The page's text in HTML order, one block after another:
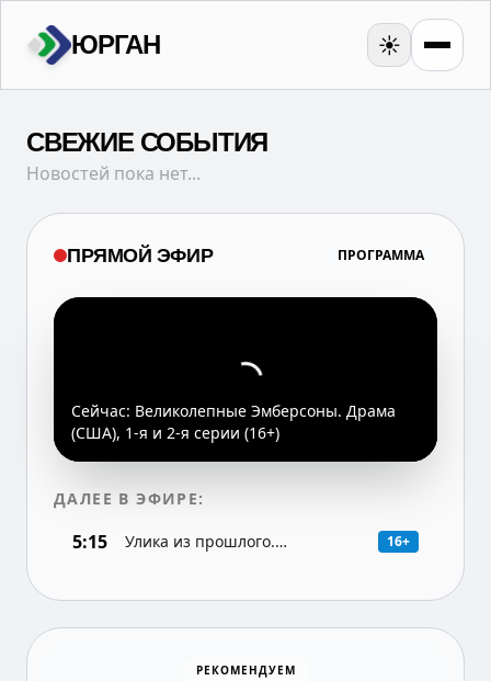
ЮРГАН ☀️
СВЕЖИЕ СОБЫТИЯ
Новостей пока нет...
ПРЯМОЙ ЭФИР ПРОГРАММА
Сейчас: Великолепные Эмберсоны. Драма
(США), 1-я и 2-я серии (16+)
ДАЛЕЕ В ЭФИРЕ:
5:15
Улика из прошлого.
16+
РЕКОМЕНДУЕМ
Суши Wok